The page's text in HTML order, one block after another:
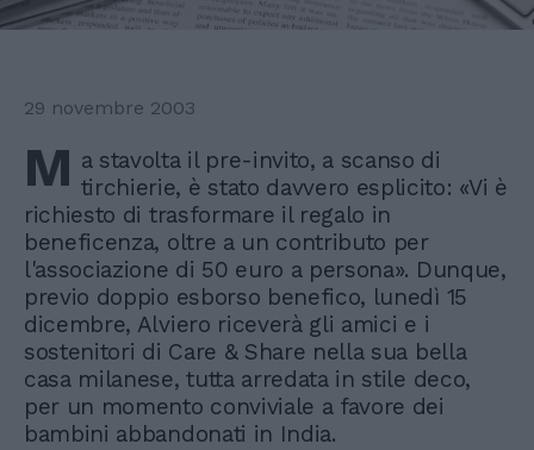
29 novembre 2003
M a stavolta il pre-invito, a scanso di
tirchierie, è stato davvero esplicito: «Vi è
richiesto di trasformare il regalo in
beneficenza, oltre a un contributo per
l'associazione di 50 euro a persona». Dunque,
previo doppio esborso benefico, lunedì 15
dicembre, Alviero riceverà gli amici e i
sostenitori di Care & Share nella sua bella
casa milanese, tutta arredata in stile deco,
per un momento conviviale a favore dei
bambini abbandonati in India.